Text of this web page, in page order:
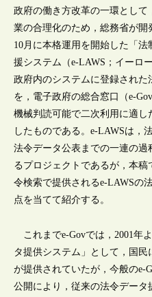
政府の働き方改革の一環として
業の合理化のため，総務省が開
10月に本格運用を開始した「法
援システム（e-LAWS；イーロ
政府内のシステムに登録された
を，電子政府の総合窓口（e-
機械判読可能で二次利用に適し
したものである。e-LAWSは，
法令データ公表までの一連の過
るプロジェクトであるが，本稿
令検索で提供されるe-LAWSの
点を当てて紹介する。
これまでe-Govでは，2001年
タ提供システム」として，国民
が提供されていたが，今般のe-
公開により，従来の法令データ